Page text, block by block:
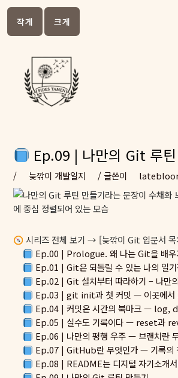
작게 크게
Ep.09 | 나만의 Git 루
/ 늦깎이 개발일지 / 글쓴이
시리즈 전체 보기 → [늦깎이 Git 입문서 목
Ep.00 | Prologue. 왜 나는 Git을 배우
Ep.01 | Git은 되돌릴 수 있는 나의 일
Ep.02 | Git 설치부터 따라하기 – 나만
Ep.03 | git init과 첫 커밋 — 이곳에서
Ep.04 | 커밋은 시간의 북마크 — log,
Ep.05 | 실수도 기록이다 — reset과
Ep.06 | 나만의 평행 우주 — 브랜치란
Ep.07 | GitHub란 무엇인가 — 기록의
Ep.08 | README는 디지털 자기소개